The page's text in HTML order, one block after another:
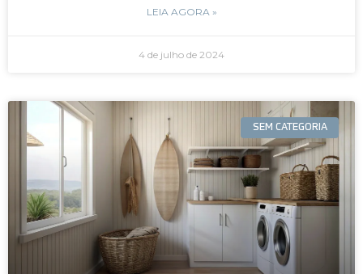
LEIA AGORA »
4 de julho de 2024
SEM CATEGORIA